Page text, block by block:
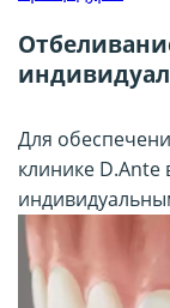
Для
клинике D.Ante